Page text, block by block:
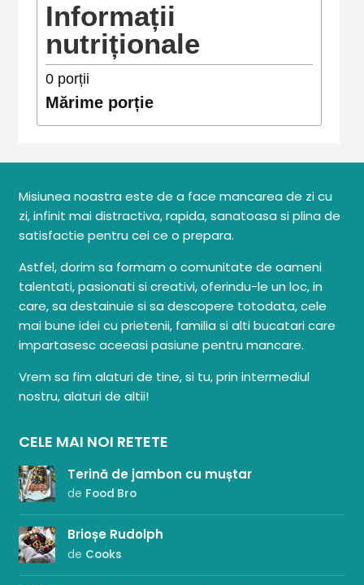
Informații
nutriționale
0porții
Mărime porție
Misiunea noastra este de a face mancarea de zi cu
zi, infinit mai distractiva, rapida, sanatoasa si plina de
satisfactie pentru cei ce o prepara.
Astfel, dorim sa formam o comunitate de oameni
talentati, pasionati si creativi, oferindu-le un loc, in
care, sa destainuie si sa descopere totodata, cele
mai bune idei cu prietenii, familia si alti bucatari care
impartasesc aceeasi pasiune pentru mancare.
Vrem sa fim alaturi de tine, si tu, prin intermediul
nostru, alaturi de altii!
CELE MAI NOI RETETE
Terină de jambon cu muștar
de Food Bro
Brioșe Rudolph
de Cooks